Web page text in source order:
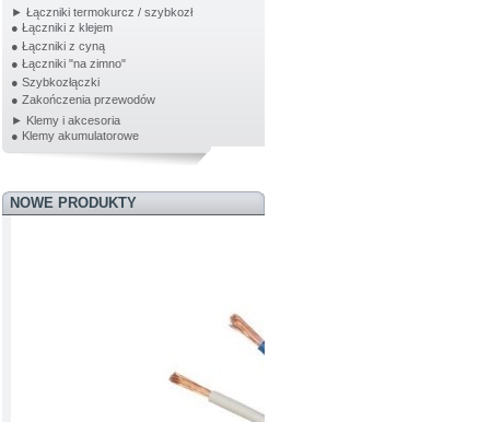
► Łączniki termokurcz / szybkozł
● Łączniki z klejem
● Łączniki z cyną
● Łączniki "na zimno"
● Szybkozłączki
● Zakończenia przewodów
► Klemy i akcesoria
● Klemy akumulatorowe
NOWE PRODUKTY